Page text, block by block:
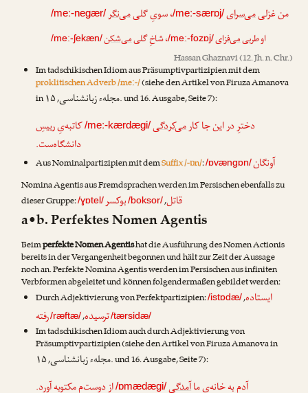
من غزلیمی‌سرای/meː-særɒj/، سویِ گلیمی‌نگر/meː-negær/
او طربیمی‌فزای/meː-fozɒj/، شاخِ گلیمی‌شکن/meː-ʃekæn/
Hassan Ghaznavi(12. Jh. n. Chr.)
Im tadschikischen Idiom aus Präsumptivpartizipien mit dem
proklitischen Adverb /meː-/(siehe den Artikel vonFiruza Amanova
in مجلهء زبانشناسی, ۱۵. und 16. Ausgabe, Seite 7):
دخترِ در این جا کارمی‌کردگی/meː-kærdægi/کاتبه‌یِ رییسِ
دانشگاه‌ست.
Aus Nominalpartizipien mit demSuffix /-ɒn/:/ɒvængɒn/آونگان
Nomina Agentis aus Fremdsprachen werden im Persischen ebenfalls zu
dieser Gruppe:/ɣɒtel/ قاتل,
/boksor/بوکسر
a•b. Perfektes Nomen Agentis
Beimperfekte Nomen Agentishat die Ausführung des Nomen Actionis
bereits in der Vergangenheit begonnen und hält zur Zeit der Aussage
noch an. Perfekte Nomina Agentis werden im Persischen aus infiniten
Verbformen abgeleitet und können folgendermaßen gebildet werden:
Durch Adjektivierung von Perfektpartizipien:/istɒdæ/ ایستاده,
/tærsidæ/ترسیده,
/ræftæ/رفته
Im tadschikischen Idiom auch durch Adjektivierung von
Präsumptivpartizipien (siehe den Artikel vonFiruza Amanovain
مجلهء زبانشناسی, ۱۵. und 16. Ausgabe, Seite 7):
/ɒmædægi/